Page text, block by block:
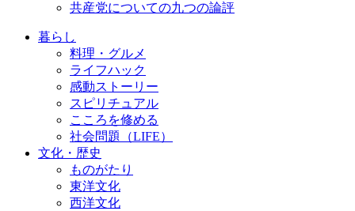
共産党についての九つの論評
暮らし
料理・グルメ
ライフハック
感動ストーリー
スピリチュアル
こころを修める
社会問題（LIFE）
文化・歴史
ものがたり
東洋文化
西洋文化